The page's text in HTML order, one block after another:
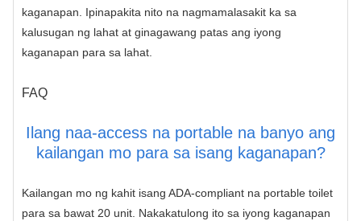
kaganapan. Ipinapakita nito na nagmamalasakit ka sa
kalusugan ng lahat at ginagawang patas ang iyong
kaganapan para sa lahat.
FAQ
Ilang naa-access na portable na banyo ang
kailangan mo para sa isang kaganapan?
Kailangan mo ng kahit isang ADA-compliant na portable toilet
para sa bawat 20 unit. Nakakatulong ito sa iyong kaganapan